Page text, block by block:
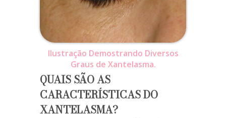
Ilustração Demostrando Diversos
Graus de Xantelasma.
QUAIS SÃO AS
CARACTERÍSTICAS DO
XANTELASMA?